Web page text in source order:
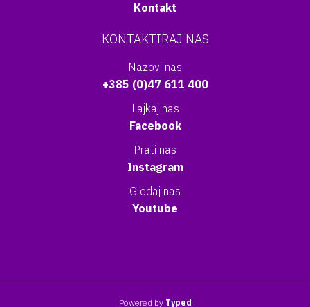
Kontakt
KONTAKTIRAJ NAS
Nazovi nas
+385 (0)47 611 400
Lajkaj nas
Facebook
Prati nas
Instagram
Gledaj nas
Youtube
Powered by Typed